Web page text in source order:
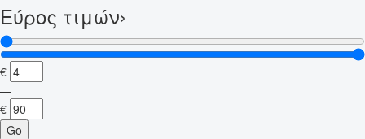
Εύρος τιμών›
€
—
€
Go